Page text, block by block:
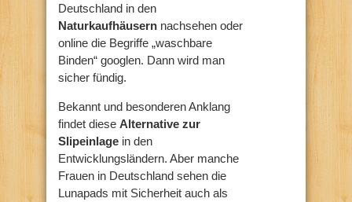
Deutschland in den
Naturkaufhäusern nachsehen oder
online die Begriffe „waschbare
Binden“ googlen. Dann wird man
sicher fündig.
Bekannt und besonderen Anklang
findet diese Alternative zur
Slipeinlage in den
Entwicklungsländern. Aber manche
Frauen in Deutschland sehen die
Lunapads mit Sicherheit auch als